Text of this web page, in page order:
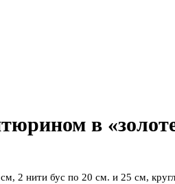
в
2 нити бус по 20 см. и 25 см,